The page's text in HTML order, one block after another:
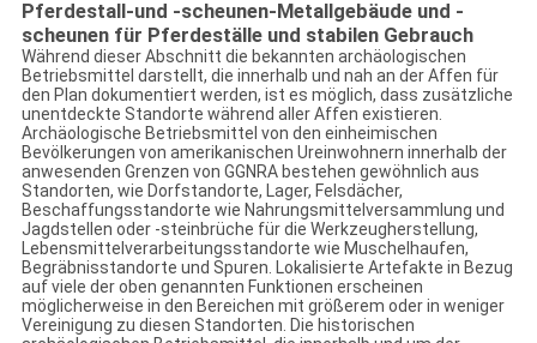
Pferdestall-und -scheunen-Metallgebäude und -
scheunen für Pferdeställe und stabilen Gebrauch
Während dieser Abschnitt die bekannten archäologischen
Betriebsmittel darstellt, die innerhalb und nah an der Affen für
den Plan dokumentiert werden, ist es möglich, dass zusätzliche
unentdeckte Standorte während aller Affen existieren.
Archäologische Betriebsmittel von den einheimischen
Bevölkerungen von amerikanischen Ureinwohnern innerhalb der
anwesenden Grenzen von GGNRA bestehen gewöhnlich aus
Standorten, wie Dorfstandorte, Lager, Felsdächer,
Beschaffungsstandorte wie Nahrungsmittelversammlung und
Jagdstellen oder -steinbrüche für die Werkzeugherstellung,
Lebensmittelverarbeitungsstandorte wie Muschelhaufen,
Begräbnisstandorte und Spuren. Lokalisierte Artefakte in Bezug
auf viele der oben genannten Funktionen erscheinen
möglicherweise in den Bereichen mit größerem oder in weniger
Vereinigung zu diesen Standorten. Die historischen